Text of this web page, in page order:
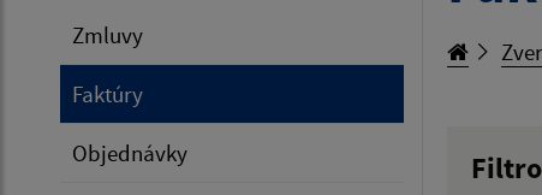
Zmluvy
Faktúry
Objednávky